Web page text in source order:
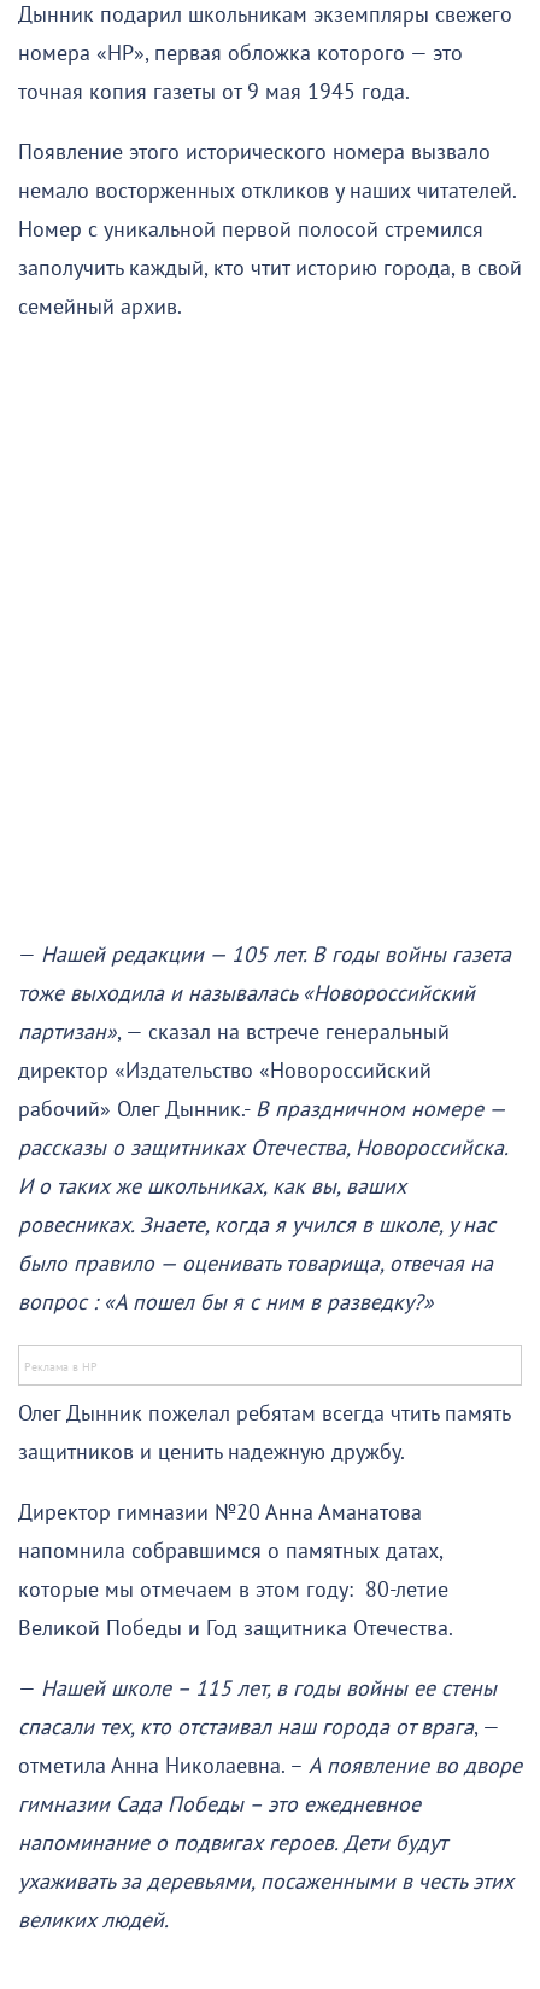
Дынник подарил школьникам экземпляры свежего
номера «НР», первая обложка которого — это
точная копия газеты от 9 мая 1945 года.
Появление этого исторического номера вызвало
немало восторженных откликов у наших читателей.
Номер с уникальной первой полосой стремился
заполучить каждый, кто чтит историю города, в свой
семейный архив.
— Нашей редакции — 105 лет. В годы войны газета
тоже выходила и называлась «Новороссийский
партизан», — сказал на встрече генеральный
директор «Издательство «Новороссийский
рабочий» Олег Дынник.- В праздничном номере —
рассказы о защитниках Отечества, Новороссийска.
И о таких же школьниках, как вы, ваших
ровесниках. Знаете, когда я учился в школе, у нас
было правило — оценивать товарища, отвечая на
вопрос : «А пошел бы я с ним в разведку?»
Олег Дынник пожелал ребятам всегда чтить память
защитников и ценить надежную дружбу.
Директор гимназии №20 Анна Аманатова
напомнила собравшимся о памятных датах,
которые мы отмечаем в этом году: 80-летие
Великой Победы и Год защитника Отечества.
— Нашей школе – 115 лет, в годы войны ее стены
спасали тех, кто отстаивал наш города от врага, —
отметила Анна Николаевна. – А появление во дворе
гимназии Сада Победы – это ежедневное
напоминание о подвигах героев. Дети будут
ухаживать за деревьями, посаженными в честь этих
великих людей.